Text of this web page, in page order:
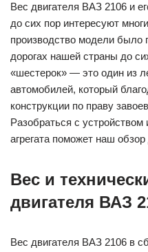
Вес двигателя ВАЗ 2106 и
до сих пор интересуют
производство модели было
дорогах нашей страны до
«шестерок» — это один из
автомобилей, который
конструкции по праву
Разобраться с
агрегата поможет наш
Вес и
двигателя ВАЗ
Вес двигателя ВАЗ 2106 в